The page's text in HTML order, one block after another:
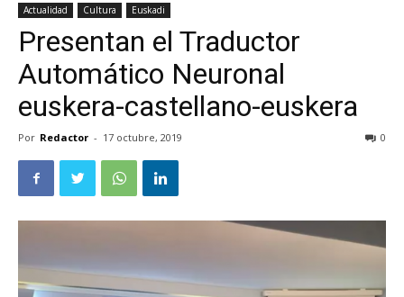
Actualidad Cultura Euskadi
Presentan el Traductor
Automático Neuronal
euskera-castellano-euskera
Por Redactor - 17 octubre, 2019 0